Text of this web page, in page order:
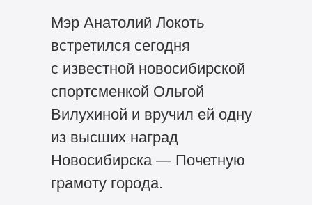
Мэр Анатолий Локоть
встретился сегодня
с известной новосибирской
спортсменкой Ольгой
Вилухиной и вручил ей одну
из высших наград
Новосибирска — Почетную
грамоту города.